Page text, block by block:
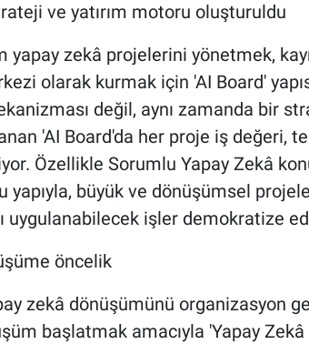
ve yatırım motoru oluşturuldu
yapay zekâ projelerini yönetmek,
olarak kurmak için 'AI Board'
değil, aynı zamanda bir
'AI Board'da her proje iş değeri,
Özellikle Sorumlu Yapay Zekâ
yapıyla, büyük ve dönüşümsel
uygulanabilecek işler demokratize
öncelik
zekâ dönüşümünü organizasyon
başlatmak amacıyla 'Yapay Zekâ